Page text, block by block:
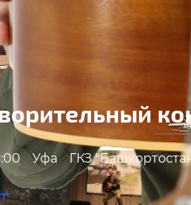
Уфа ГКЗ